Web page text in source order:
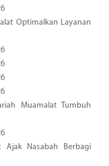
Optimalkan Layanan
Muamalat Tumbuh
Ajak Nasabah Berbagi